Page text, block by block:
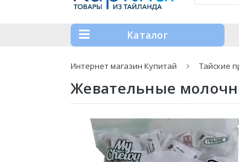
Каталог
Интернет магазин Купитай Тайские
Жевательные